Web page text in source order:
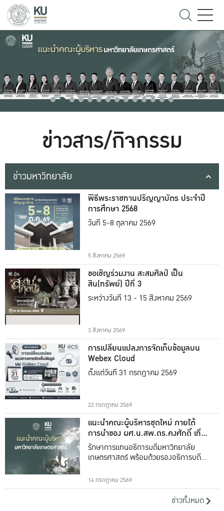
ข่าวสาร/กิจกรรม
ข่าวมหาวิทยาลัย
พิธีพระราชทานปริญญาบัตร ประจำปี
การศึกษา 2568
วันที่ 5-8 ตุลาคม 2569
5 สิงหาคม 2569
ขอเชิญร่วมงาน สะสมศิลป์ เป็น
สิน(ทรัพย์) ปีที่ 3
ระหว่างวันที่ 13 - 15 สิงหาคม 2569
3 สิงหาคม 2569
การเปลี่ยนแปลงการจัดเก็บข้อมูลบน
Webex Cloud
ตั้งแต่วันที่ 31 กรกฎาคม 2569
22 กรกฎาคม 2569
แนะนำคณะผู้บริหารชุดใหม่ ภายใต้
การนำของ ผศ.น.สพ.ดร.คงศักดิ์ เที่ยง
ธรรม
รักษาการแทนอธิการบดีมหาวิทยาลัย
เกษตรศาสตร์ พร้อมด้วยรองอธิการบดีทั้ง
14 กรกฎาคม 2569
ข่าวทั้งหมด